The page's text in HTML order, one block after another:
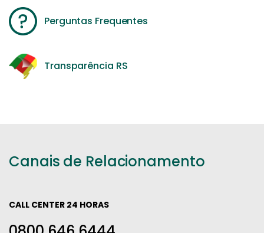
Perguntas Frequentes
Transparência RS
Canais de Relacionamento
CALL CENTER 24 HORAS